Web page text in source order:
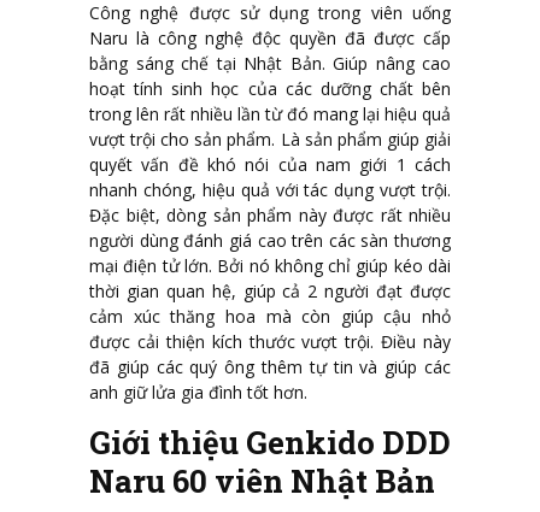
Công nghệ được sử dụng trong viên uống
Naru là công nghệ độc quyền đã được cấp
bằng sáng chế tại Nhật Bản. Giúp nâng cao
hoạt tính sinh học của các dưỡng chất bên
trong lên rất nhiều lần từ đó mang lại hiệu quả
vượt trội cho sản phẩm. Là sản phẩm giúp giải
quyết vấn đề khó nói của nam giới 1 cách
nhanh chóng, hiệu quả với tác dụng vượt trội.
Đặc biệt, dòng sản phẩm này được rất nhiều
người dùng đánh giá cao trên các sàn thương
mại điện tử lớn. Bởi nó không chỉ giúp kéo dài
thời gian quan hệ, giúp cả 2 người đạt được
cảm xúc thăng hoa mà còn giúp cậu nhỏ
được cải thiện kích thước vượt trội. Điều này
đã giúp các quý ông thêm tự tin và giúp các
anh giữ lửa gia đình tốt hơn.
Giới thiệu Genkido DDD
Naru 60 viên Nhật Bản